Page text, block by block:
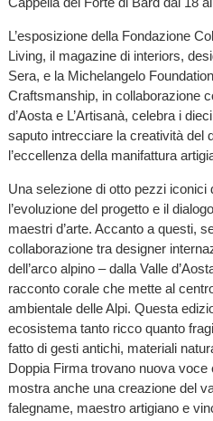
L’esposizione della Fondazione
Living, il magazine di interiors,
Sera, e la Michelangelo
Craftsmanship, in collaborazione
d’Aosta e L’Artisanà, celebra i
saputo intrecciare la creatività del
l’eccellenza della manifattura
Una selezione di otto pezzi
l’evoluzione del progetto e il
maestri d’arte. Accanto a questi,
collaborazione tra designer
dell’arco alpino – dalla Valle
racconto corale che mette al
ambientale delle Alpi. Questa
ecosistema tanto ricco quanto
fatto di gesti antichi, materiali
Doppia Firma trovano nuova voce
mostra anche una creazione del
falegname, maestro artigiano e